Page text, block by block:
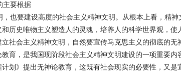
主要根据
也要建设高度的社会主义精神文明。从根本上看，精神
历史唯物主义塑造人的灵魂，培养人的科学世界观，使
社会主义精神文明，自然要宣传马克思主义的彻底的无
育，是我国现阶段社会主义精神文明建设的一项重要内
划》提出无神论教育，这既有社会现实的必要性，又是